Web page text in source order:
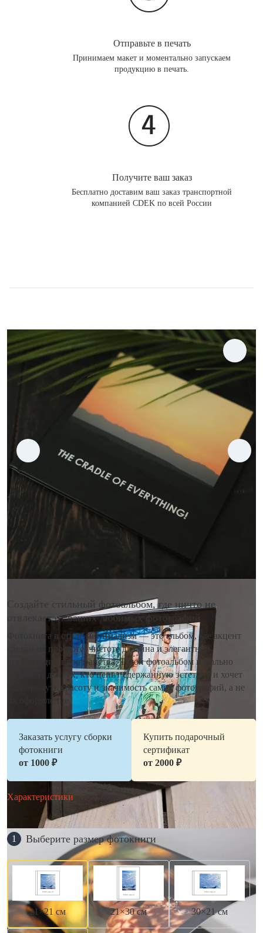
Отправьте в печать
Принимаем макет и моментально запускаем
продукцию в печать.
Получите ваш заказ
Бесплатно доставим ваш заказ транспортной
компанией CDEK по всей России
Создайте стильный фотоальбом, где ничто не
отвлекает от ваших любимых фотографий
Фотокнига в стиле минимализм — это альбом, где акцент
сделан на простоте, чистоте дизайна и элегантной
организации пространства. Такой фотоальбом идеально
подходит для тех, кто ценит сдержанную эстетику и хочет
подчеркнуть красоту и значимость самих фотографий, а не
их оформление.
Заказать услугу сборки
фотокниги
от 1000 ₽
Купить подарочный
сертификат
от 2000 ₽
Характеристики
1 Выберите размер фотокниги
21×21 см 21×30 см 30×21 см